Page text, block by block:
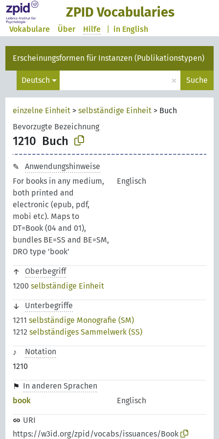
ZPID Vocabularies
in English
Vokabulare Über Hilfe
Erscheinungsformen für Instanzen (Publikationstypen)
Deutsch × Suche
einzelne Einheit >selbständige Einheit > Buch
Bevorzugte Bezeichnung
1210 Buch
Anwendungshinweise
For books in any medium,
both printed and
electronic (epub, pdf,
mobi etc). Maps to
DT=Book (04 and 01),
bundles BE=SS and BE=SM,
DRO type 'book'
Englisch
Oberbegriff
1200selbständige Einheit
Unterbegriffe
1211selbständige Monografie (SM)
1212selbständiges Sammelwerk (SS)
Notation
1210
In anderen Sprachen
book
Englisch
URI
https://w3id.org/zpid/vocabs/issuances/Book